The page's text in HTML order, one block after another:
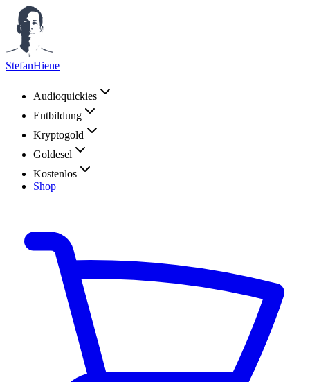
StefanHiene
Audioquickies
Entbildung
Kryptogold
Goldesel
Kostenlos
Shop